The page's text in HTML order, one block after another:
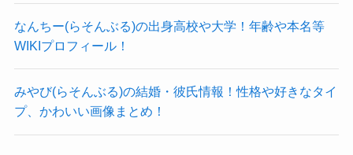
高校時点で音楽の道で生活していくことを意識し
ていたと思われます。
それだけ音楽にかける思いが強かったのでしょ
う。
誕生日はSNSで公表していました。
参考：https://x.com/Mayo_Drums
ただ、年齢は公表されていませんでした。
クー
じゃあ何歳くらいなのかな？
なんちー(らそんぶる)の出身高校や大学！年齢や本名等
WIKIプロフィール！
みやび(らそんぶる)の結婚・彼氏情報！性格や好きなタイ
プ、かわいい画像まとめ！